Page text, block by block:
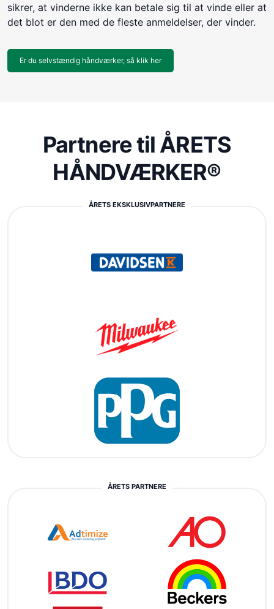
sikrer, at vinderne ikke kan betale sig til at vinde eller at
det blot er den med de fleste anmeldelser, der vinder.
Er du selvstændig håndværker, så klik her
Partnere til ÅRETS
HÅNDVÆRKER®
ÅRETS EKSKLUSIVPARTNERE
ÅRETS PARTNERE